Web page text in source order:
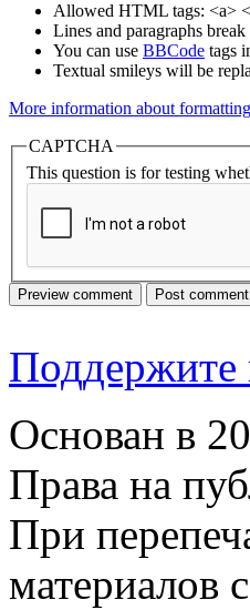
Allowed HTML tags: <a>
Lines and paragraphs
You can use BBCode tags
Textual smileys will be
More information about
CAPTCHA
This question is for testing
Поддержите
Основан в
Права на
При
материалов